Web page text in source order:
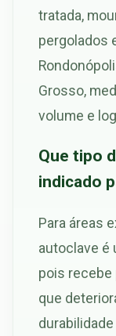
tratada,
pergolados
Grosso,
volume e
Que tipo
indicado
Para áreas
autoclave é
pois
que